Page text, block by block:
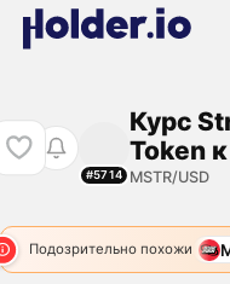
#5714
Курс
Token
MSTR/USD
Подозрительно похожи